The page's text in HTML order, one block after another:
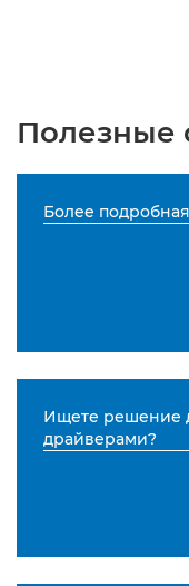
Полезные
Более
Ищете решение
драйверами?